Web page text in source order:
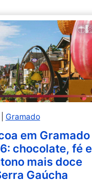
o
que
fazer,
como
está
o
clima
por
esse
é
o
melhor
Gramado
em Gramado
chocolate, fé e
mais doce
Gaúcha